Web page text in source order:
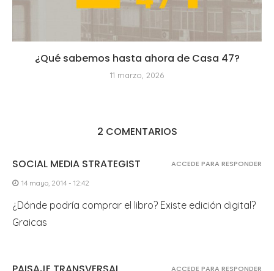
¿Qué sabemos hasta ahora de Casa 47?
11 marzo, 2026
2 COMENTARIOS
SOCIAL MEDIA STRATEGIST
14 mayo, 2014 - 12:42
¿Dónde podría comprar el libro? Existe edición digital?
Graicas
ACCEDE PARA RESPONDER
ACCEDE PARA RESPONDER